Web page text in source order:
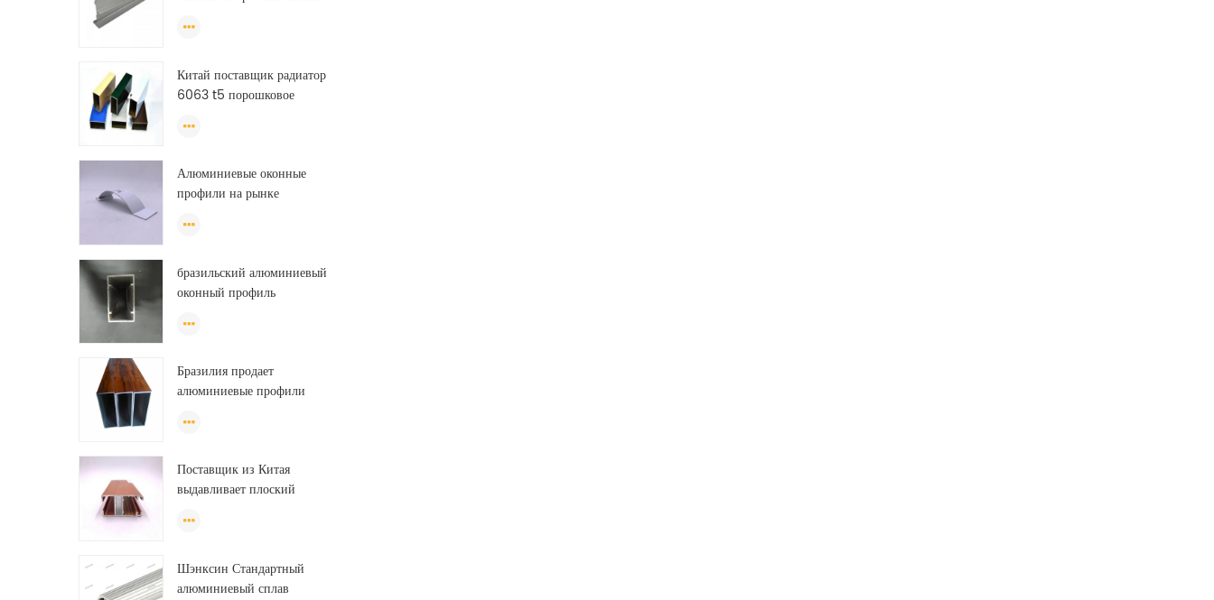
экструзии
Китай поставщик радиатор
6063 t5 порошковое
профиля окно
Алюминиевые оконные
профили на рынке
бразильский алюминиевый
оконный профиль
алюминиевый оконный
Бразилия продает
алюминиевые профили
изготовления
окон.
Поставщик из Китая
выдавливает плоский
теплицы из Эфиопии
Шэнксин Стандартный
алюминиевый сплав